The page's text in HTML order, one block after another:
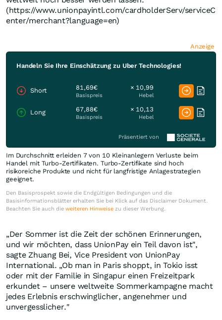
(https://www.unionpayintl.com/cardholderServ/serviceC
enter/merchant?language=en)
Anzeige
Handeln Sie Ihre Einschätzung zu Uber Technologies!
Short 81,69€
Basispreis
× 10,99
Hebel
Long 67,88€
Basispreis
× 10,13
Hebel
Präsentiert von
Im Durchschnitt erleiden 7 von 10 Kleinanlegern Verluste beim
Handel mit Turbo-Zertifikaten. Turbo-Zertifikate sind hoch
risikoreiche Produkte und nicht für langfristige Anlagestrategien
geeignet.
Den Basisprospekt sowie die Endgültigen Bedingungen und die
Basisinformationsblätter erhalten Sie bei Klick auf das Disclaimer Dokument.
Beachten Sie auch die weiteren Hinweise zu dieser Werbung.
„Der Sommer ist die Zeit der schönen Erinnerungen,
und wir möchten, dass UnionPay ein Teil davon ist",
sagte Zhuang Bei, Vice President von UnionPay
International. „Ob man in Parisshoppt, inTokio isst
oder mit der Familie in Singapur einen Freizeitpark
erkundet – unsere weltweite Sommerkampagne macht
jedes Erlebnis erschwinglicher, angenehmer und
unvergesslicher."